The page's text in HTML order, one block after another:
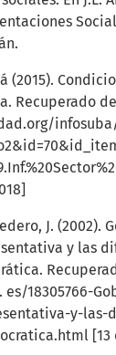
(2015).
Recuperado
J. (2002).
y las
18305766-
y-las-
[13